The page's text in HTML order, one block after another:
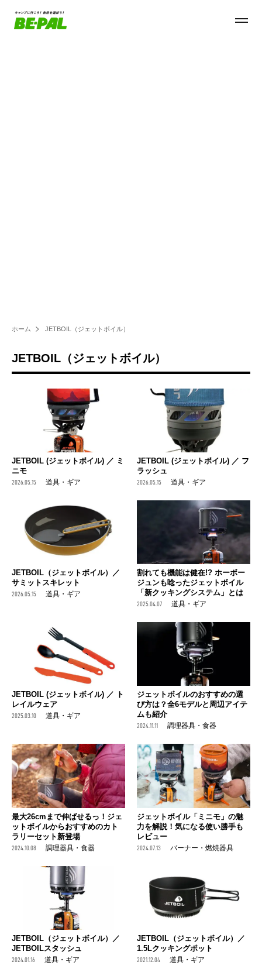
ホーム JETBOIL（ジェットボイル）
JETBOIL（ジェットボイル）
JETBOIL (ジェットボイル) ／ ミ
ニモ
2026.05.15 道具・ギア
JETBOIL (ジェットボイル) ／ フ
ラッシュ
2026.05.15 道具・ギア
JETBOIL（ジェットボイル）／
サミットスキレット
2026.05.15 道具・ギア
割れても機能は健在!? ホーボー
ジュンも唸ったジェットボイル
「新クッキングシステム」とは
2025.04.07 道具・ギア
JETBOIL (ジェットボイル) ／ ト
レイルウェア
2025.03.10 道具・ギア
ジェットボイルのおすすめの選
び方は？全6モデルと周辺アイテ
ムも紹介
2024.11.11 調理器具・食器
最大26cmまで伸ばせるっ！ジェ
ットボイルからおすすめのカト
ラリーセット新登場
2024.10.08 調理器具・食器
ジェットボイル「ミニモ」の魅
力を解説！気になる使い勝手も
レビュー
2024.07.13 バーナー・燃焼器具
JETBOIL（ジェットボイル）／
JETBOILスタッシュ
2024.01.16 道具・ギア
JETBOIL（ジェットボイル）／
1.5Lクッキングポット
2021.12.04 道具・ギア